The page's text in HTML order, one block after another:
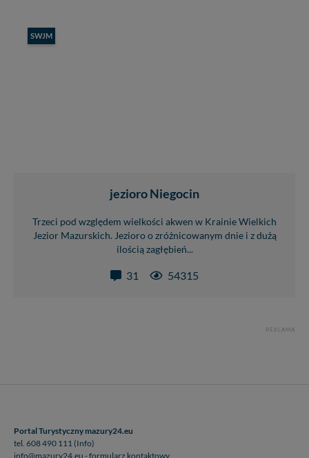
SWJM
jezioro Niegocin
Trzeci pod względem wielkości akwen w Krainie Wielkich
Jezior Mazurskich. Jezioro o zróżnicowanym dnie i z dużą
ilością zagłębień...
31 54315
REKLAMA
Portal Turystyczny mazury24.eu
tel. 608 490 111 (Info)
info@mazury24.eu - formularz kontaktowy.